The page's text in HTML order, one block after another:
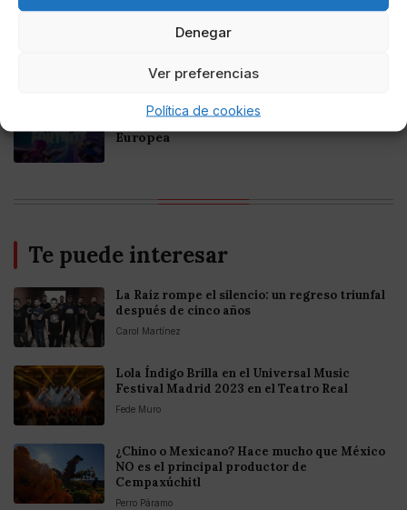
Denegar
Ver preferencias
Política de cookies
Online Casino
Mejores casinos online con
Entretenimiento
Europea
Te puede interesar
La Raíz rompe el silencio: un regreso triunfal
después de cinco años
Carol Martínez
Lola Índigo Brilla en el Universal Music
Festival Madrid 2023 en el Teatro Real
Fede Muro
¿Chino o Mexicano? Hace mucho que México
NO es el principal productor de
Cempaxúchitl
Perro Páramo